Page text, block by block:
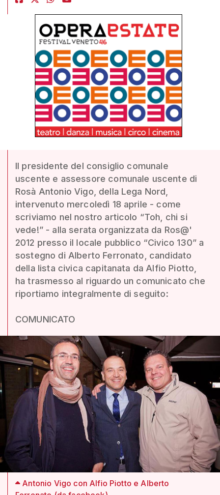
Il presidente del consiglio comunale
uscente e assessore comunale uscente di
Rosà Antonio Vigo, della Lega Nord,
intervenuto mercoledì 18 aprile - come
scriviamo nel nostro articolo “Toh, chi si
vede!” - alla serata organizzata da Ros@'
2012 presso il locale pubblico “Civico 130” a
sostegno di Alberto Ferronato, candidato
della lista civica capitanata da Alfio Piotto,
ha trasmesso al riguardo un comunicato che
riportiamo integralmente di seguito:
COMUNICATO
Antonio Vigo con Alfio Piotto e Alberto